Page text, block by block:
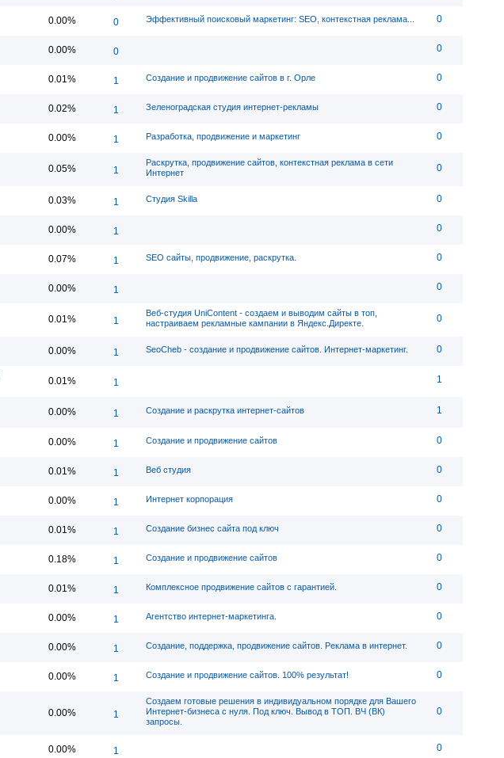
0.00% 0 Эффективный поисковый маркетинг: SEO, контекстная реклама... 0
0.00% 0 0
0.01% 1 Создание и продвижение сайтов в г. Орле 0
0.02% 1 Зеленоградская студия интернет-рекламы 0
0.00% 1 Разработка, продвижение и маркетинг 0
0.05% 1
Раскрутка, продвижение сайтов, контекстная реклама в сети
Интернет
0
0.03% 1 Студия Skilla 0
0.00% 1 0
0.07% 1 SEO сайты, продвижение, раскрутка. 0
0.00% 1 0
0.01% 1
Веб-студия UniContent - cоздаем и выводим сайты в топ,
настраиваем рекламные кампании в Яндекс.Директе.
0
0.00% 1 SeoCheb - создание и продвижение сайтов. Интернет-маркетинг. 0
0.01% 1 1
0.00% 1 Создание и раскрутка интернет-сайтов 1
0.00% 1 Создание и продвижение сайтов 0
0.01% 1 Веб студия 0
0.00% 1 Интернет корпорация 0
0.01% 1 Создание бизнес сайта под ключ 0
0.18% 1 Создание и продвижение сайтов 0
0.01% 1 Комплексное продвижение сайтов с гарантией. 0
0.00% 1 Агентство интернет-маркетинга. 0
0.00% 1 Создание, поддержка, продвижение сайтов. Реклама в интернет. 0
0.00% 1 Создание и продвижение сайтов. 100% результат! 0
0.00% 1
Создаем готовые решения в индивидуальном порядке для Вашего
Интернет-бизнеса с нуля. Под ключ. Вывод в ТОП. ВЧ (ВК)
запросы.
0
0.00% 1 0